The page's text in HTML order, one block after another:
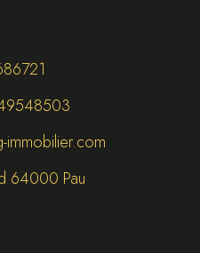
immobilier.com
64000 Pau